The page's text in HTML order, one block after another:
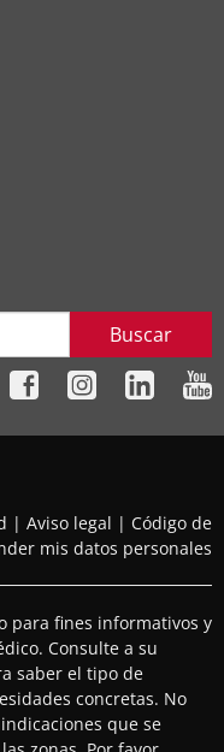
Buscar
| Aviso legal | Código de
mis datos personales
para fines informativos y
Consulte a su
saber el tipo de
concretas. No
que se